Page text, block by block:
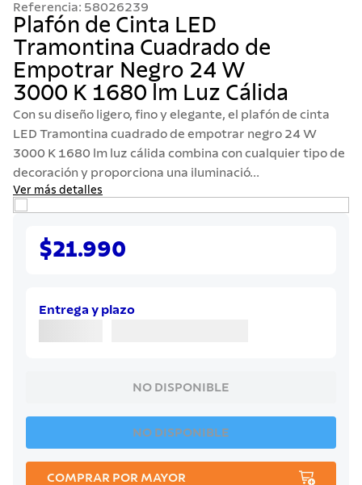
Referencia: 58026239
Plafón de Cinta LED
Tramontina Cuadrado de
Empotrar Negro 24 W
3000 K 1680 lm Luz Cálida
Con su diseño ligero, fino y elegante, el plafón de cinta
LED Tramontina cuadrado de empotrar negro 24 W
3000 K 1680 lm luz cálida combina con cualquier tipo de
decoración y proporciona una iluminació...
Ver más detalles
$21.990
Entrega y plazo
NO DISPONIBLE
NO DISPONIBLE
COMPRAR POR MAYOR
2.
sarten
3.
cubiertos
4 .
acero inoxidable
5.
ollas
6.
grano
7.
cuchillo
8.
solar
9.
termo
10. allegra